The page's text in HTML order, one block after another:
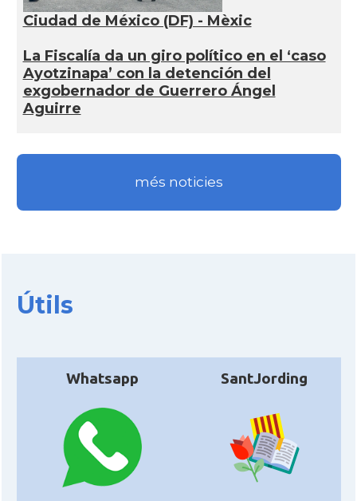
Ciudad de México (DF) - Mèxic
La Fiscalía da un giro político en el ‘caso
Ayotzinapa’ con la detención del
exgobernador de Guerrero Ángel
Aguirre
més noticies
Útils
Whatsapp SantJording